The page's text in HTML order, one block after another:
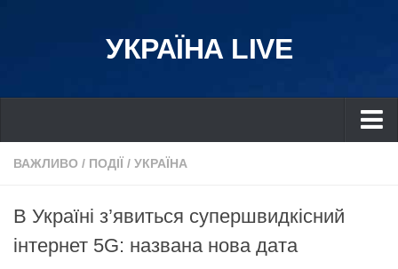
УКРАЇНА LIVE
Україна
Дніпро
Львів
ВАЖЛИВО / ПОДІЇ / УКРАЇНА
В Україні з’явиться супершвидкісний
інтернет 5G: названа нова дата